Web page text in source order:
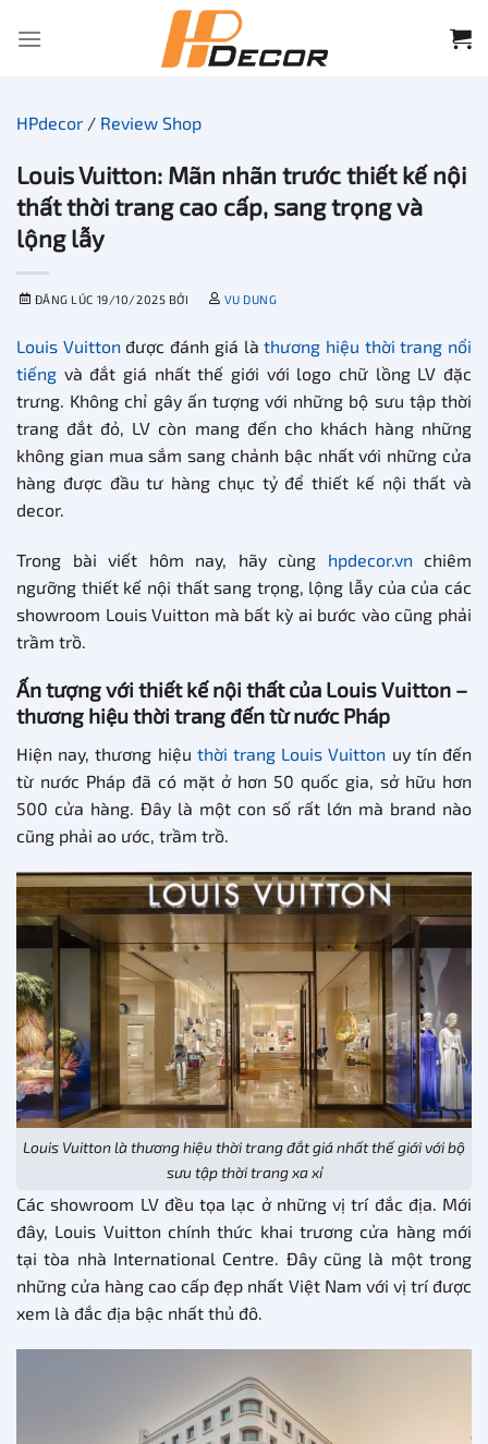
đến
HPdecor / Review Shop
Louis Vuitton: Mãn nhãn trước thiết kế nội
thất thời trang cao cấp, sang trọng và
lộng lẫy
ĐĂNG LÚC 19/10/2025 BỞI VU DUNG
Louis Vuitton được đánh giá làthương hiệu thời trang nổi
tiếng và đắt giá nhất thế giới với logo chữ lồng LV đặc
trưng. Không chỉ gây ấn tượng với những bộ sưu tập thời
trang đắt đỏ, LV còn mang đến cho khách hàng những
không gian mua sắm sang chảnh bậc nhất với những cửa
hàng được đầu tư hàng chục tỷ để thiết kế nội thất và
decor.
Trong bài viết hôm nay, hãy cùng hpdecor.vn chiêm
ngưỡng thiết kế nội thất sang trọng, lộng lẫy của của các
showroom Louis Vuitton mà bất kỳ ai bước vào cũng phải
trầm trồ.
Ấn tượng với thiết kế nội thất của Louis Vuitton –
thương hiệu thời trang đến từ nước Pháp
Hiện nay, thương hiệu thời trang Louis Vuitton uy tín đến
từ nước Pháp đã có mặt ở hơn 50 quốc gia, sở hữu hơn
500 cửa hàng. Đây là một con số rất lớn mà brand nào
cũng phải ao ước, trầm trồ.
Louis Vuitton là thương hiệu thời trang đắt giá nhất thế giới với bộ
sưu tập thời trang xa xỉ
Các showroom LV đều tọa lạc ở những vị trí đắc địa. Mới
đây, Louis Vuitton chính thức khai trương cửa hàng mới
tại tòa nhà International Centre. Đây cũng là một trong
những cửa hàng cao cấp đẹp nhất Việt Nam với vị trí được
xem là đắc địa bậc nhất thủ đô.